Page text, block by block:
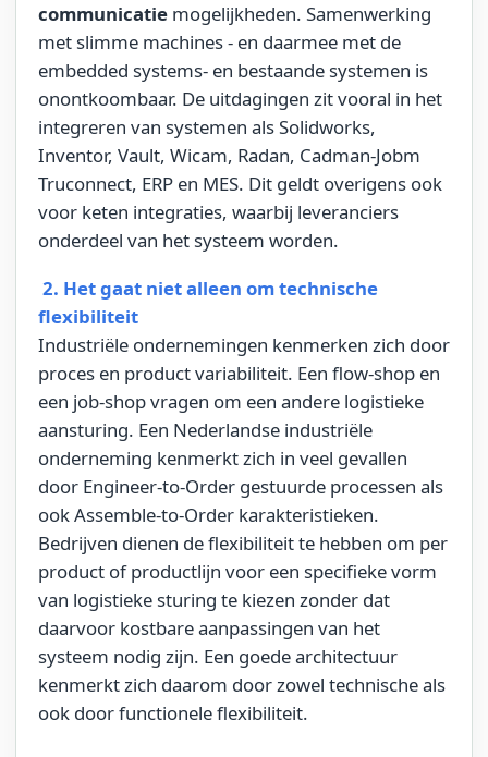
communicatie mogelijkheden. Samenwerking
met slimme machines - en daarmee met de
embedded systems- en bestaande systemen is
onontkoombaar. De uitdagingen zit vooral in het
integreren van systemen als Solidworks,
Inventor, Vault, Wicam, Radan, Cadman-Jobm
Truconnect, ERP en MES. Dit geldt overigens ook
voor keten integraties, waarbij leveranciers
onderdeel van het systeem worden.
2. Het gaat niet alleen om technische
flexibiliteit
Industriële ondernemingen kenmerken zich door
proces en product variabiliteit. Een flow-shop en
een job-shop vragen om een andere logistieke
aansturing. Een Nederlandse industriële
onderneming kenmerkt zich in veel gevallen
door Engineer-to-Order gestuurde processen als
ook Assemble-to-Order karakteristieken.
Bedrijven dienen de flexibiliteit te hebben om per
product of productlijn voor een specifieke vorm
van logistieke sturing te kiezen zonder dat
daarvoor kostbare aanpassingen van het
systeem nodig zijn. Een goede architectuur
kenmerkt zich daarom door zowel technische als
ook door functionele flexibiliteit.